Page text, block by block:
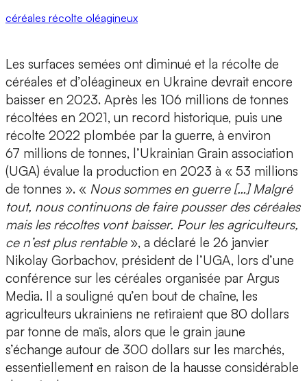
céréales récolte oléagineux
Les surfaces semées ont diminué et la récolte de
céréales et d’oléagineux en Ukraine devrait encore
baisser en 2023. Après les 106 millions de tonnes
récoltées en 2021, un record historique, puis une
récolte 2022 plombée par la guerre, à environ
67 millions de tonnes, l’Ukrainian Grain association
(UGA) évalue la production en 2023 à « 53 millions
de tonnes ». « Nous sommes en guerre […] Malgré
tout, nous continuons de faire pousser des céréales
mais les récoltes vont baisser. Pour les agriculteurs,
ce n’est plus rentable », a déclaré le 26 janvier
Nikolay Gorbachov, président de l’UGA, lors d’une
conférence sur les céréales organisée par Argus
Media. Il a souligné qu’en bout de chaîne, les
agriculteurs ukrainiens ne retiraient que 80 dollars
par tonne de maïs, alors que le grain jaune
s’échange autour de 300 dollars sur les marchés,
essentiellement en raison de la hausse considérable